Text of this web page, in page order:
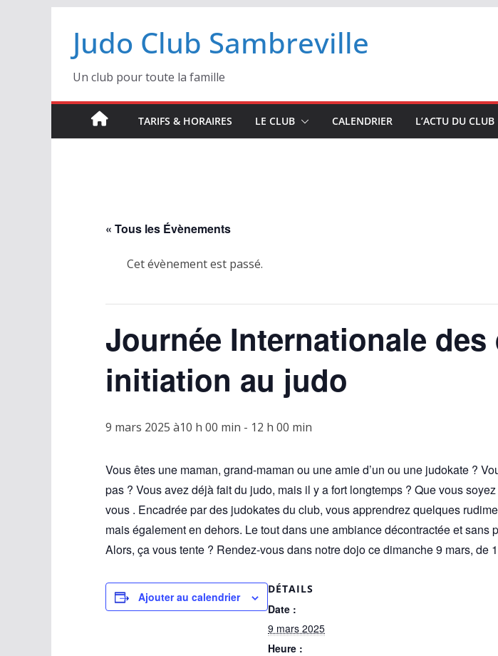
contenu
Judo Club Sambreville
Un club pour toute la famille
TARIFS & HORAIRES LE CLUB CALENDRIER L’ACTU DU CLUB
« Tous les Évènements
Cet évènement est passé.
Journée Internationale
initiation au judo
9 mars 2025 à10 h 00 min - 12 h 00 min
Vous êtes une maman, grand-maman ou une amie d’un ou une judokate ?
pas ? Vous avez déjà fait du judo, mais il y a fort longtemps ? Que vous
vous . Encadrée par des judokates du club, vous apprendrez quelques
mais également en dehors. Le tout dans une ambiance décontractée et sans
Alors, ça vous tente ? Rendez-vous dans notre dojo ce dimanche 9 mars,
Ajouter au calendrier
DÉTAILS
Date :
9 mars 2025
Heure :